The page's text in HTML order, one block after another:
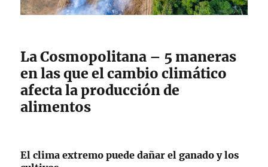
La Cosmopolitana – 5 maneras
en las que el cambio climático
afecta la producción de
alimentos
El clima extremo puede dañar el ganado y los